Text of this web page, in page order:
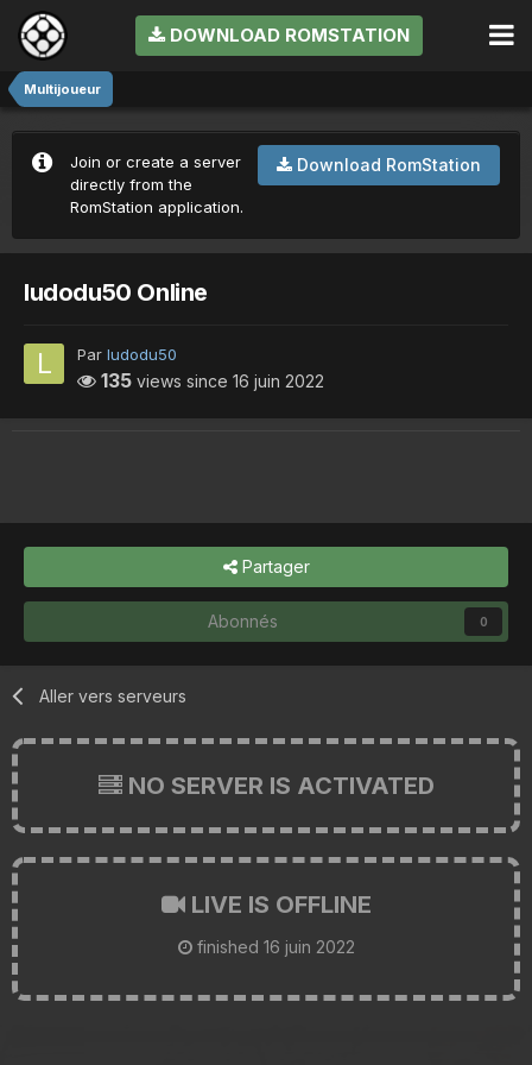
DOWNLOAD ROMSTATION
Multijoueur
Download RomStation
Join or create a server
directly from the
RomStation application.
ludodu50 Online
Par ludodu50
135 views since 16 juin 2022
Partager
Abonnés 0
Aller vers serveurs
NO SERVER IS ACTIVATED
LIVE IS OFFLINE
finished 16 juin 2022